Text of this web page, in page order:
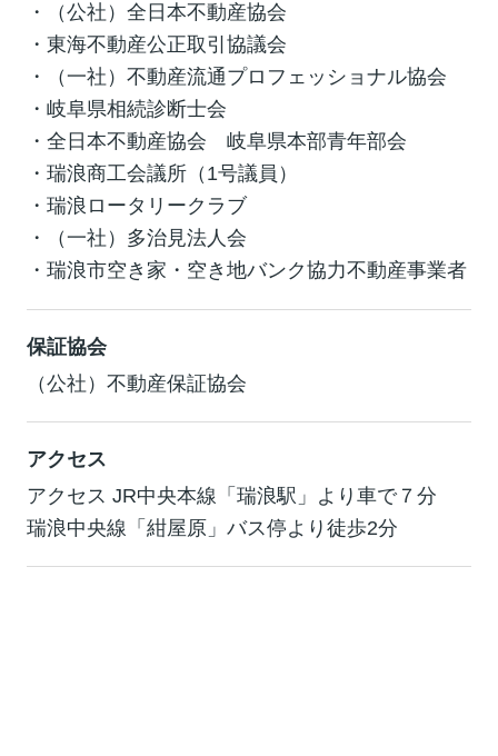
・（公社）全日本不動産協会
・東海不動産公正取引協議会
・（一社）不動産流通プロフェッショナル協会
・岐阜県相続診断士会
・全日本不動産協会 岐阜県本部青年部会
・瑞浪商工会議所（1号議員）
・瑞浪ロータリークラブ
・（一社）多治見法人会
・瑞浪市空き家・空き地バンク協力不動産事業者
保証協会
（公社）不動産保証協会
アクセス
アクセス JR中央本線「瑞浪駅」より車で７分
瑞浪中央線「紺屋原」バス停より徒歩2分